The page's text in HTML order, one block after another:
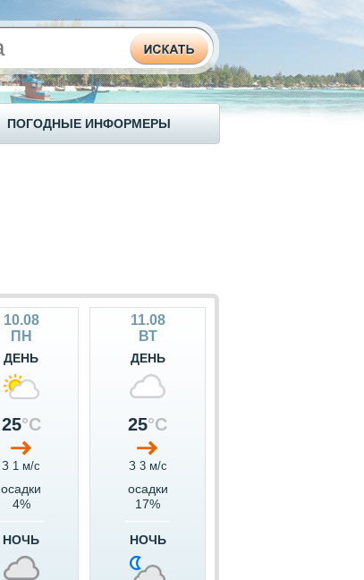
ПОГОДНЫЕ ИНФОРМЕРЫ
10.08
ПН
ДЕНЬ
25°C
З 1 м/c
осадки
4%
НОЧЬ
11.08
ВТ
ДЕНЬ
25°C
З 3 м/c
осадки
17%
НОЧЬ